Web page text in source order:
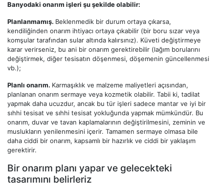
Banyodaki onarım işleri şu şekilde olabilir:
Planlanmamış. Beklenmedik bir durum ortaya çıkarsa,
kendiliğinden onarım ihtiyacı ortaya çıkabilir (bir boru sızar veya
komşular tarafından sular altında kalırsınız). Küveti değiştirmeye
karar verirseniz, bu ani bir onarım gerektirebilir (lağım borularını
değiştirmek, diğer tesisatın döşenmesi, döşemenin güncellenmesi
vb.);
Planlı onarım. Karmaşıklık ve malzeme maliyetleri açısından,
planlanan onarım sermaye veya kozmetik olabilir. Tabii ki, tadilat
yapmak daha ucuzdur, ancak bu tür işleri sadece mantar ve iyi bir
sıhhi tesisat ve sıhhi tesisat yokluğunda yapmak mümkündür. Bu
onarım, duvar ve tavan kaplamalarının değiştirilmesini, zeminin ve
muslukların yenilenmesini içerir. Tamamen sermaye olmasa bile
daha ciddi bir onarım, kapsamlı bir hazırlık ve ciddi bir yaklaşım
gerektirir.
Bir onarım planı yapar ve gelecekteki
tasarımını belirleriz